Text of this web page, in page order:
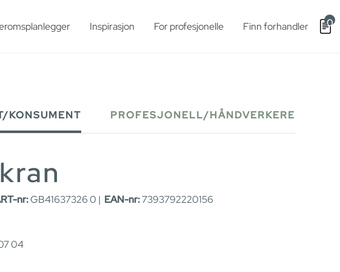
Inspirasjon For profesjonelle Finn forhandler 0
KONSUMENT PROFESJONELL/HÅNDVERKERE
nr:GB41637326 0 | EAN-nr:7393792220156
04